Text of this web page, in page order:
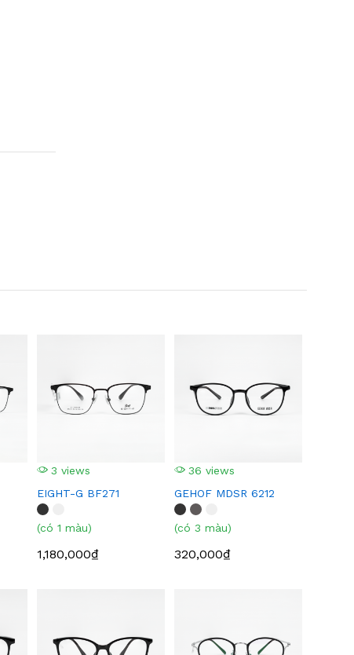
3 views
EIGHT-G BF271
(có 1 màu)
1,180,000₫
36 views
GEHOF MDSR 6212
(có 3 màu)
320,000₫